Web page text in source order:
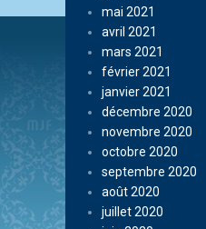
mai 2021
avril 2021
mars 2021
février 2021
janvier 2021
décembre 2020
novembre 2020
octobre 2020
septembre 2020
août 2020
juillet 2020